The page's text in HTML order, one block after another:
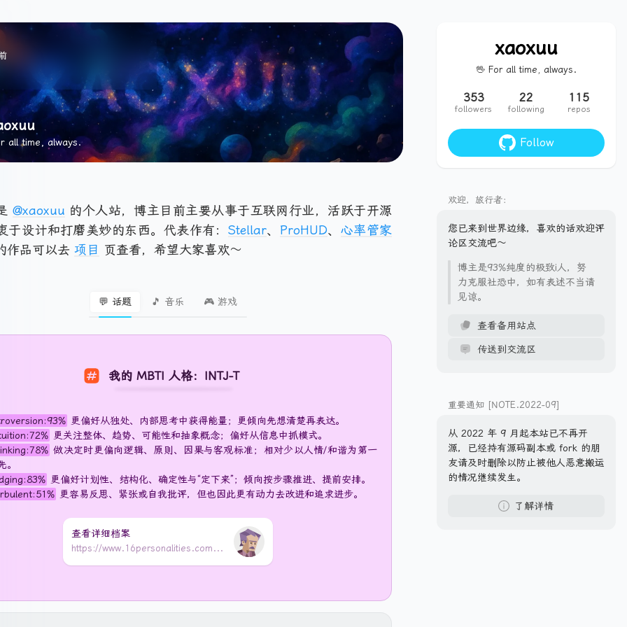
all time, always.
@xaoxuu 的个人站，博主目前主要从事于互联网行业，活跃于开源
于设计和打磨美妙的东西。代表作有： Stellar、 ProHUD、 心率管家
作品可以去 项目 页查看，希望大家喜欢～
💬 话题 🎵 音乐 🎮 游戏
我的 MBTI 人格：INTJ-T
更偏好从独处、内部思考中获得能量；更倾向先想清楚再表达。
更关注整体、趋势、可能性和抽象概念；偏好从信息中抓模式。
做决定时更偏向逻辑、原则、因果与客观标准；相对少以人情/和谐为第一
。
更偏好计划性、结构化、确定性与“定下来”；倾向按步骤推进、提前安排。
更容易反思、紧张或自我批评，但也因此更有动力去改进和追求进步。
查看详细档案
https://www.16personalities.com/ch/档案/9d09a4297ffa2
xaoxuu
🖖 For all time, always.
353
followers
22
following
115
repos
Follow
欢迎，旅行者：
您已来到世界边缘，喜欢的话欢迎评
论区交流吧～
博主是93%纯度的极致i人，努
力克服社恐中，如有表述不当请
见谅。
查看备用站点
传送到交流区
重要通知 [NOTE.2022-09]
从 2022 年 9 月起本站已不再开
源，已经持有源码副本或 fork 的朋
友请及时删除以防止被他人恶意搬运
的情况继续发生。
了解详情